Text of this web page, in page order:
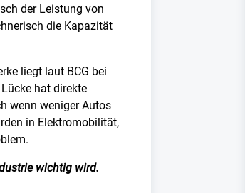
der Leistung von
die Kapazität
liegt laut BCG bei
hat direkte
wenn weniger Autos
in Elektromobilität,
wichtig wird.